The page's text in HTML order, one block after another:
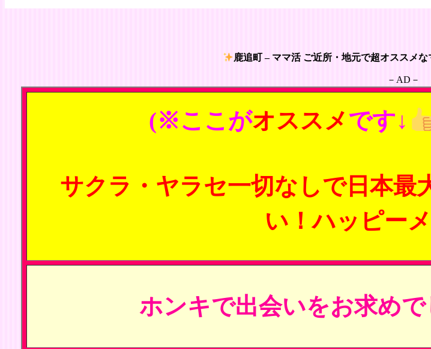
鹿追町 – ママ活 ご近所・地元で超オススメ
－AD－
(※ここがオススメです↓
サクラ・ヤラセ一切なしで日本最
い！ハッピー
ホンキで出会いをお求めで